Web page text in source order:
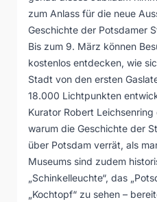
zum Anlass für die neue
Geschichte der Potsdamer
Bis zum 9. März können
kostenlos entdecken, wie
Stadt von den ersten
18.000 Lichtpunkten
Kurator Robert
warum die Geschichte der
über Potsdam verrät, als
Museums sind zudem
„Schinkelleuchte“, das
„Kochtopf“ zu sehen –